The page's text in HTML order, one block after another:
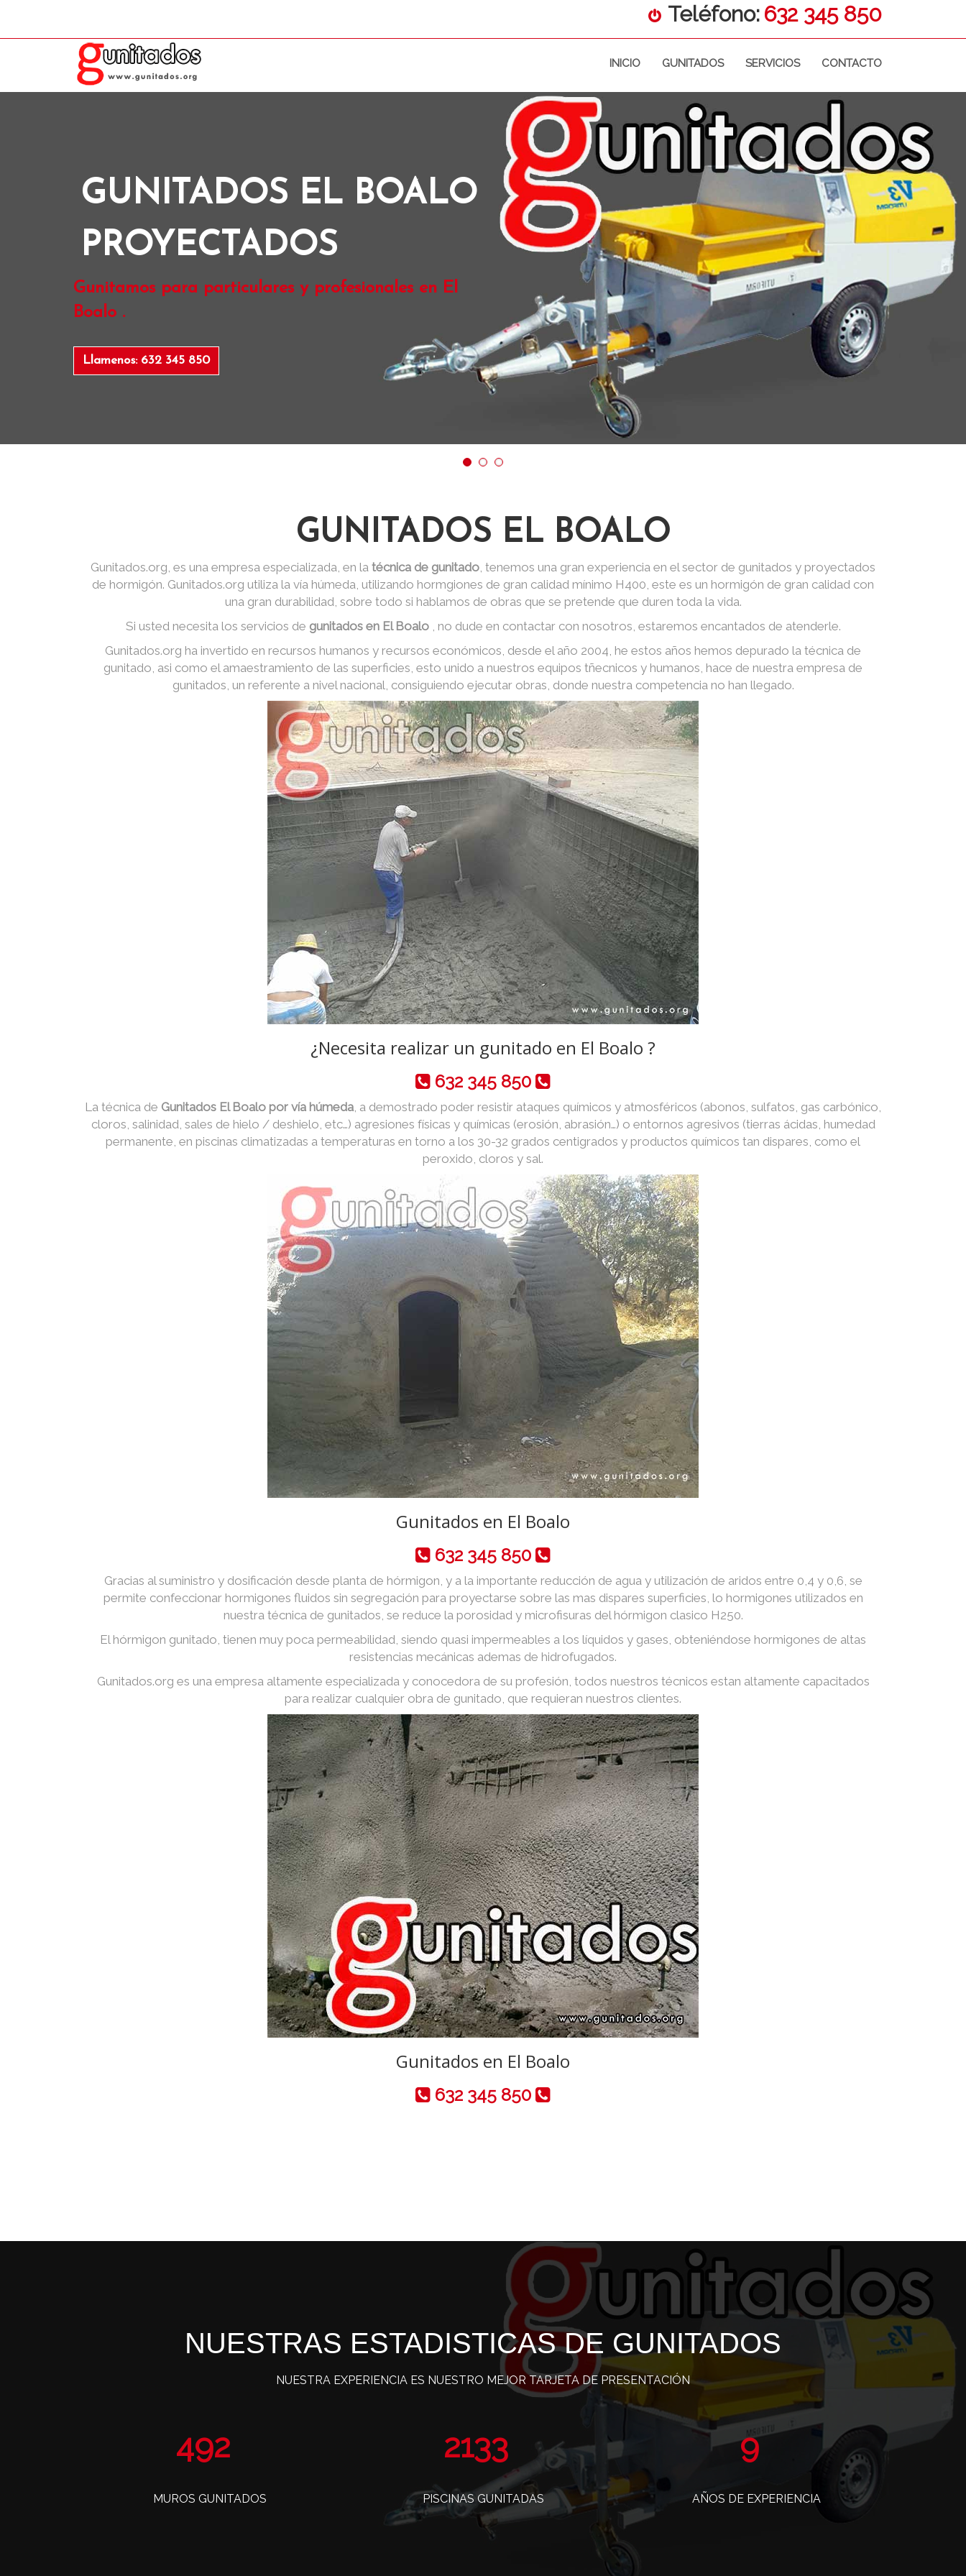
Teléfono: 632 345 850
INICIO GUNITADOS SERVICIOS CONTACTO
GUNITADOS EL BOALO
PROYECTADOS
Gunitamos para particulares y profesionales en El
Boalo .
Llamenos: 632 345 850
GUNITADOS EL BOALO
Gunitados.org, es una empresa especializada, en la técnica de gunitado, tenemos una gran experiencia en el sector de gunitados y proyectados
de hormigón. Gunitados.org utiliza la vía húmeda, utilizando hormgiones de gran calidad mínimo H400, este es un hormigón de gran calidad con
una gran durabilidad, sobre todo si hablamos de obras que se pretende que duren toda la vida.
Si usted necesita los servicios de gunitados en El Boalo , no dude en contactar con nosotros, estaremos encantados de atenderle.
Gunitados.org ha invertido en recursos humanos y recursos económicos, desde el año 2004, he estos años hemos depurado la técnica de
gunitado, asi como el amaestramiento de las superficies, esto unido a nuestros equipos tñecnicos y humanos, hace de nuestra empresa de
gunitados, un referente a nivel nacional, consiguiendo ejecutar obras, donde nuestra competencia no han llegado.
¿Necesita realizar un gunitado en El Boalo ?
632 345 850
La técnica de Gunitados El Boalo por vía húmeda, a demostrado poder resistir ataques químicos y atmosféricos (abonos, sulfatos, gas carbónico,
cloros, salinidad, sales de hielo / deshielo, etc…) agresiones físicas y químicas (erosión, abrasión…) o entornos agresivos (tierras ácidas, humedad
permanente, en piscinas climatizadas a temperaturas en torno a los 30-32 grados centigrados y productos químicos tan dispares, como el
peroxido, cloros y sal.
Gunitados en El Boalo
632 345 850
Gracias al suministro y dosificación desde planta de hórmigon, y a la importante reducción de agua y utilización de aridos entre 0,4 y 0,6, se
permite confeccionar hormigones fluidos sin segregación para proyectarse sobre las mas dispares superficies, lo hormigones utilizados en
nuestra técnica de gunitados, se reduce la porosidad y microfisuras del hórmigon clasico H250.
El hórmigon gunitado, tienen muy poca permeabilidad, siendo quasi impermeables a los líquidos y gases, obteniéndose hormigones de altas
resistencias mecánicas ademas de hidrofugados.
Gunitados.org es una empresa altamente especializada y conocedora de su profesión, todos nuestros técnicos estan altamente capacitados
para realizar cualquier obra de gunitado, que requieran nuestros clientes.
Gunitados en El Boalo
632 345 850
NUESTRAS ESTADISTICAS DE GUNITADOS
NUESTRA EXPERIENCIA ES NUESTRO MEJOR TARJETA DE PRESENTACIÓN
806
MUROS GUNITADOS
3497
PISCINAS GUNITADAS
15
AÑOS DE EXPERIENCIA